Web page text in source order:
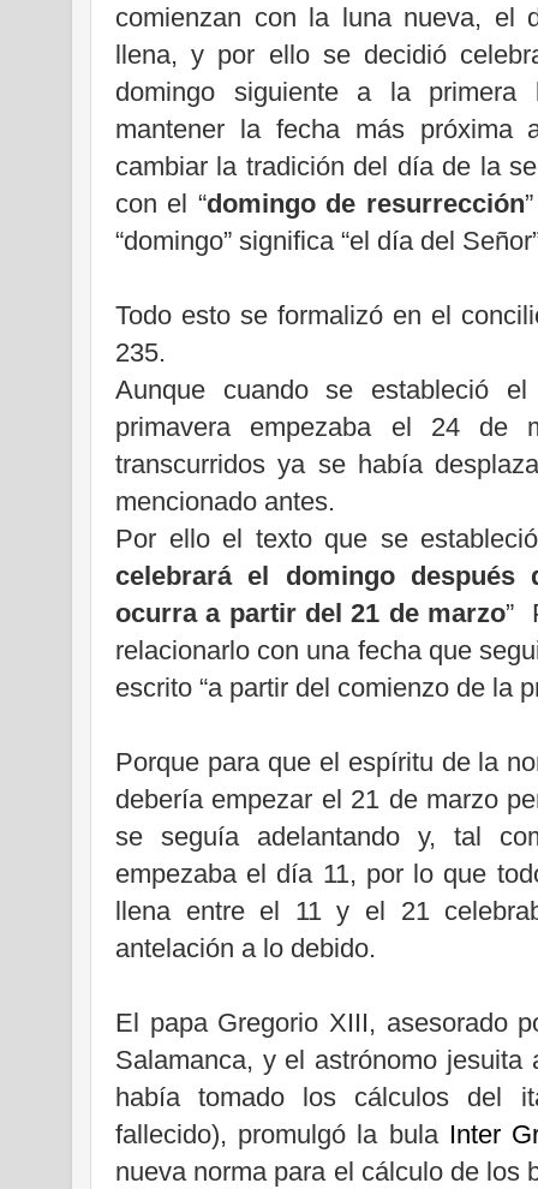
comienzan con la luna nueva, el
llena, y por ello se decidió
domingo siguiente a la
mantener la fecha más próxima
cambiar la tradición del día de la
con el “domingo de resurrección
“domingo” significa “el día del
Todo esto se formalizó en el
235.
Aunque cuando se estableció
primavera empezaba el 24 de
transcurridos ya se había
mencionado antes.
Por ello el texto que se
celebrará el domingo
ocurra a partir del 21 de marzo”
relacionarlo con una fecha que
escrito “a partir del comienzo de la
Porque para que el espíritu de la
debería empezar el 21 de marzo
se seguía adelantando y, tal
empezaba el día 11, por lo que
llena entre el 11 y el 21
antelación a lo debido.
El papa Gregorio XIII, asesorado
Salamanca, y el astrónomo jesuita
había tomado los cálculos del
fallecido), promulgó la bula Inter
nueva norma para el cálculo de los